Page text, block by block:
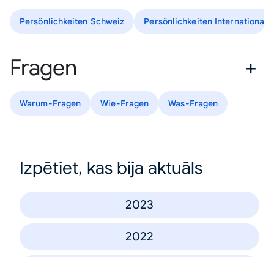
Persönlichkeiten Schweiz Persönlichkeiten International
Fragen
Warum-Fragen Wie-Fragen Was-Fragen
Izpētiet, kas bija aktuāls
2023
2022